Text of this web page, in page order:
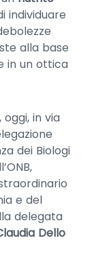
individuare
alla base
in un ottica
in via
dei Biologi
e del
delegata
Dello